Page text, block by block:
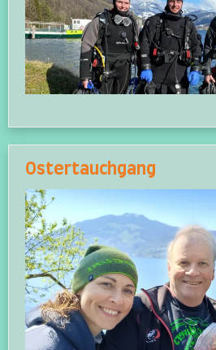
Ostertauchgang